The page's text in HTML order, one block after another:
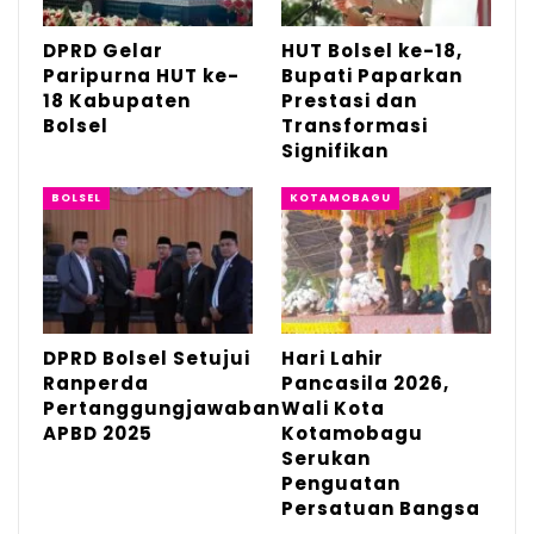
memperkuat silaturahmi, menyatukan hati,
niat dan langkah.
“Agar visi daerah dalam mewujudkan
Bolmong yang maju, lewat momentum halal
bi halal yang dapat teraktualisasi secara
DPRD Gelar
Paripurna HUT ke-
18 Kabupaten
Bolsel
HUT Bolsel ke-18,
Bupati Paparkan
Prestasi dan
Transformasi
Signifikan
BOLSEL
DPRD Bolsel Setujui
Ranperda
Pertanggungjawaban
APBD 2025
KOTAMOBAGU
Hari Lahir
Pancasila 2026,
Wali Kota
Kotamobagu
Serukan
Penguatan
Persatuan Bangsa